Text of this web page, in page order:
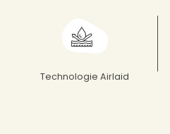
Technologie Airlaid